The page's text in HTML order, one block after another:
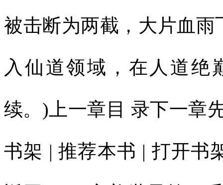
被击断为两截，大片血
入仙道领域，在人道绝
续。)上一章目 录下一章
书架 | 推荐本书 | 打开书